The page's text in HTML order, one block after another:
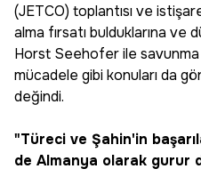
(JETCO) toplantısı ve
alma fırsatı bulduklarına ve
Horst Seehofer ile
mücadele gibi konuları da
değindi.
"Türeci ve Şahin'in
de Almanya olarak gurur